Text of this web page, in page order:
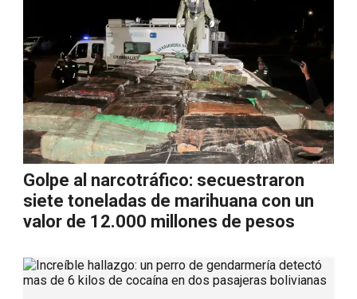
Golpe al narcotráfico: secuestraron
siete toneladas de marihuana con un
valor de 12.000 millones de pesos